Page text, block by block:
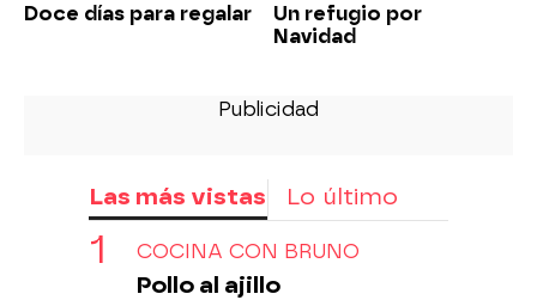
Doce días para regalar
Un refugio por
Navidad
Las más vistas Lo último
COCINA CON BRUNO
Pollo al ajillo